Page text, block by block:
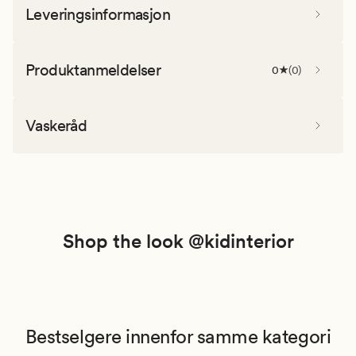
Leveringsinformasjon
Produktanmeldelser 0 (0)
Vaskeråd
Shop the look @kidinterior
Bestselgere innenfor samme kategori